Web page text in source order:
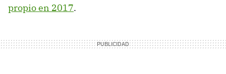
propio en 2017.